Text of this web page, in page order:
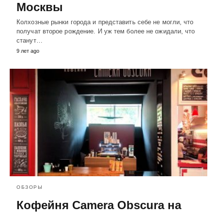
Москвы
Колхозные рынки города и представить себе не могли, что
получат второе рождение. И уж тем более не ожидали, что
станут…
9 лет ago
ОБЗОРЫ
Кофейня Camera Obscura на